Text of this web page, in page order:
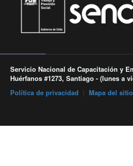
Servicio Nacional de Capacitación y
Huérfanos #1273, Santiago - (lunes a
Política de privacidad
Mapa del sitio